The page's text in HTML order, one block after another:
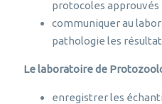
protocoles approuvés
communiquer au
pathologie les
Le laboratoire de
enregistrer les